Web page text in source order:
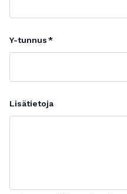
Y-tunnus
Lisätietoja